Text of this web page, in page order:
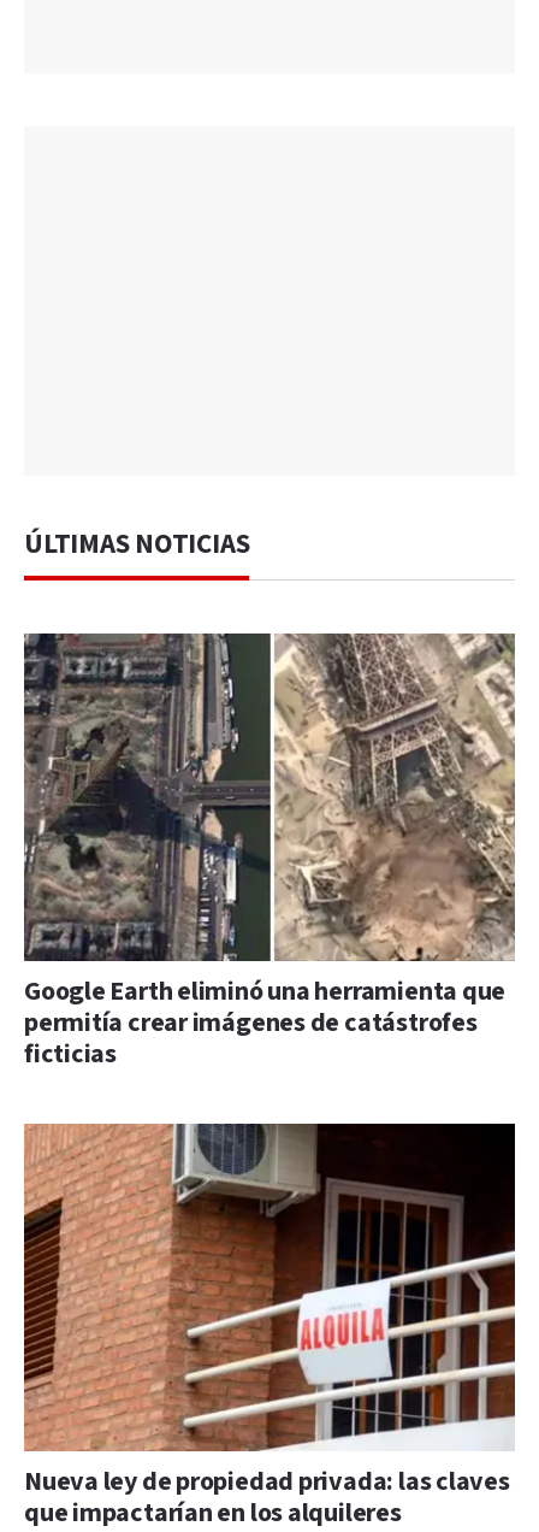
ÚLTIMAS NOTICIAS
Google Earth eliminó una herramienta que
permitía crear imágenes de catástrofes
ficticias
Nueva ley de propiedad privada: las claves
que impactarían en los alquileres